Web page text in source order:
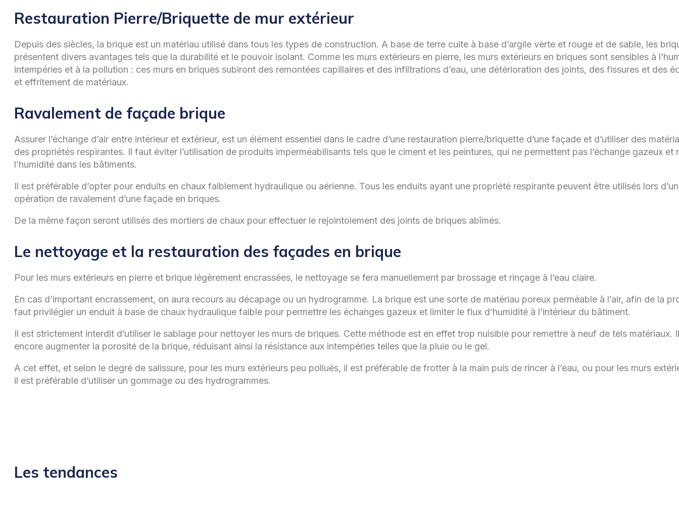
Restauration Pierre/Briquette de mur extérieur
Depuis des siècles, la brique est un matériau utilisé dans tous les types de construction. A base de terre cuite à base d’argile verte et rouge et de sable, les
présentent divers avantages tels que la durabilité et le pouvoir isolant. Comme les murs extérieurs en pierre, les murs extérieurs en briques sont sensibles à
intempéries et à la pollution : ces murs en briques subiront des remontées capillaires et des infiltrations d’eau, une détérioration des joints, des fissures et des
et effritement de matériaux.
Ravalement de façade brique
Assurer l’échange d’air entre intérieur et extérieur, est un élément essentiel dans le cadre d’une restauration pierre/briquette d’une façade et d’utiliser des
des propriétés respirantes. Il faut éviter l’utilisation de produits imperméabilisants tels que le ciment et les peintures, qui ne permettent pas l’échange gazeux et
l’humidité dans les bâtiments.
Il est préférable d’opter pour enduits en chaux faiblement hydraulique ou aérienne. Tous les enduits ayant une propriété respirante peuvent être utilisés lors
opération de ravalement d’une façade en briques.
De la même façon seront utilisés des mortiers de chaux pour effectuer le rejointoiement des joints de briques abîmés.
Le nettoyage et la restauration des façades en brique
Pour les murs extérieurs en pierre et brique légèrement encrassées, le nettoyage se fera manuellement par brossage et rinçage à l’eau claire.
En cas d’important encrassement, on aura recours au décapage ou un hydrogramme. La brique est une sorte de matériau poreux perméable à l’air, afin de la
faut privilégier un enduit à base de chaux hydraulique faible pour permettre les échanges gazeux et limiter le flux d’humidité à l’intérieur du bâtiment.
Il est strictement interdit d’utiliser le sablage pour nettoyer les murs de briques. Cette méthode est en effet trop nuisible pour remettre à neuf de tels matériaux.
encore augmenter la porosité de la brique, réduisant ainsi la résistance aux intempéries telles que la pluie ou le gel.
A cet effet, et selon le degré de salissure, pour les murs extérieurs peu pollués, il est préférable de frotter à la main puis de rincer à l’eau, ou pour les murs
il est préférable d’utiliser un gommage ou des hydrogrammes.
Les tendances